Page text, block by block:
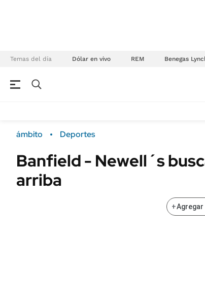
Temas del día Dólar en vivo REM Benegas
Campo
FINANZAS
Sustentabilidad
POLÍTICA
ámbito Deportes
Banfield - Newell´s
arriba
+Agregar